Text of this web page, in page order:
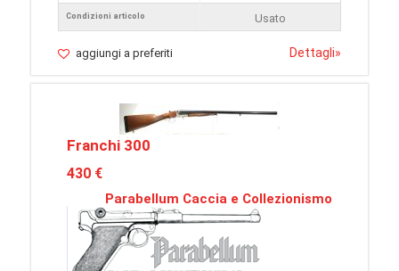
Condizioni articolo
Usato
aggiungi a preferiti Dettagli»
Franchi 300
430 €
Parabellum Caccia e Collezionismo